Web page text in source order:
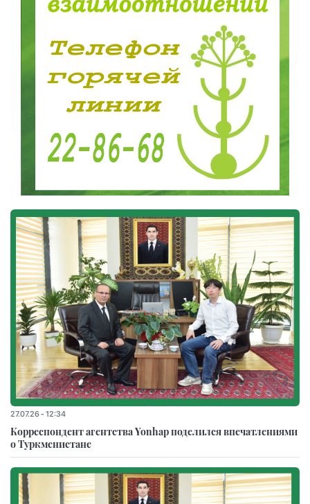
27.07.26 - 12:34
Корреспондент агентства Yonhap поделился впечатлениями
о Туркменистане